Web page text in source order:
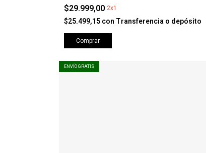
$29.999,00 2x1
$25.499,15 con Transferencia o depósito
Comprar
ENVÍO GRATIS